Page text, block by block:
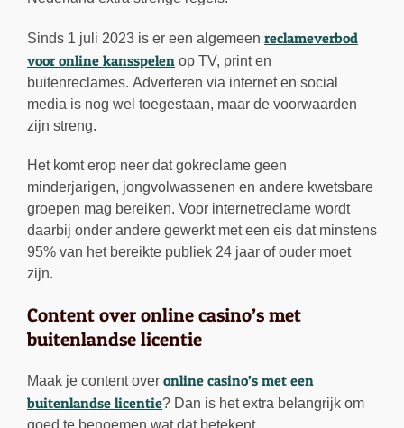
Sinds 1 juli 2023 is er een algemeen reclameverbod
voor online kansspelen op TV, print en
buitenreclames. Adverteren via internet en social
media is nog wel toegestaan, maar de voorwaarden
zijn streng.
Het komt erop neer dat gokreclame geen
minderjarigen, jongvolwassenen en andere kwetsbare
groepen mag bereiken. Voor internetreclame wordt
daarbij onder andere gewerkt met een eis dat minstens
95% van het bereikte publiek 24 jaar of ouder moet
zijn.
Content over online casino’s met
buitenlandse licentie
Maak je content over online casino’s met een
buitenlandse licentie? Dan is het extra belangrijk om
goed te benoemen wat dat betekent.